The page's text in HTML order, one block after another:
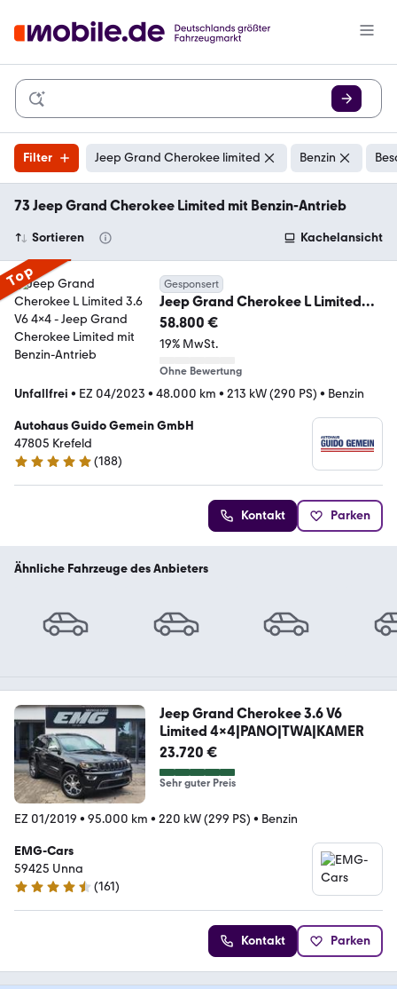
Filter Jeep Grand Cherokee limited Benzin
73 Jeep Grand Cherokee Limited mit Benzin-Antrieb
Sortieren Kachelansicht
Top Gesponsert
Jeep Grand Cherokee L Limited
3.6 V6 4x4
58.800 €
19% MwSt.
Ohne Bewertung
Unfallfrei • EZ 04/2023 • 48.000 km • 213 kW (290 PS) • Benzin
Autohaus Guido Gemein GmbH
47805 Krefeld
4.9 Sterne
(188)
Kontakt Parken
Ähnliche Fahrzeuge des Anbieters
Jeep Grand Cherokee 3.6 V6
Limited 4x4|PANO|TWA|KAMER
23.720 €
Sehr guter Preis
EZ 01/2019 • 95.000 km • 220 kW (299 PS) • Benzin
EMG-Cars
59425 Unna
4.3 Sterne
(161)
Kontakt Parken